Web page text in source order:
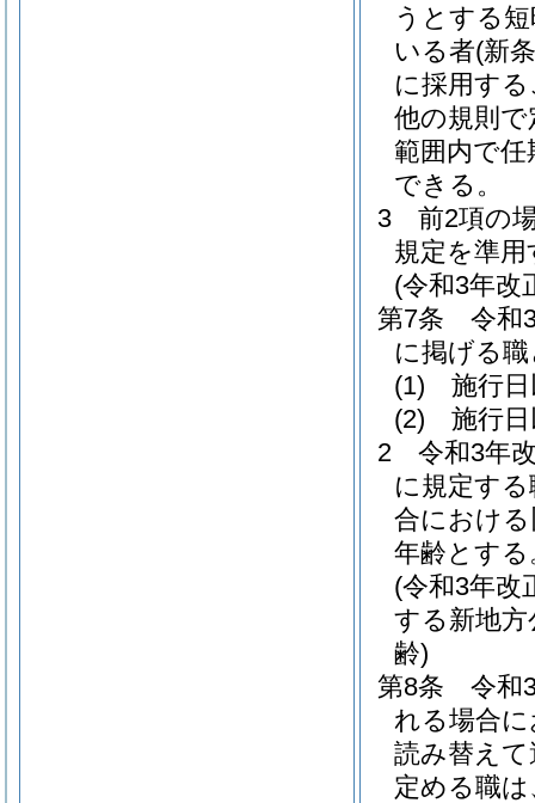
うとする
いる者(新
に採用す
他の規則
範囲内で
できる。
3
前2項の
規定を準用
(令和3年改
第7条
令和
に掲げる
(1)
施行
(2)
施行
2
令和3年
に規定す
合におけ
年齢とする
(令和3年改
する新地
齢)
第8条
令和
れる場合
読み替え
定める職